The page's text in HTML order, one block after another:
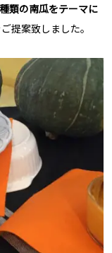
類の南瓜をテーマに
提案致しました。